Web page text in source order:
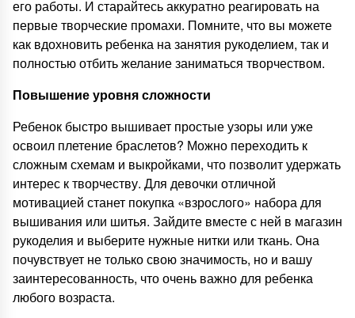
его работы. И старайтесь аккуратно реагировать на
первые творческие промахи. Помните, что вы можете
как вдохновить ребенка на занятия рукоделием, так и
полностью отбить желание заниматься творчеством.
Повышение уровня сложности
Ребенок быстро вышивает простые узоры или уже
освоил плетение браслетов? Можно переходить к
сложным схемам и выкройками, что позволит удержать
интерес к творчеству. Для девочки отличной
мотивацией станет покупка «взрослого» набора для
вышивания или шитья. Зайдите вместе с ней в магазин
рукоделия и выберите нужные нитки или ткань. Она
почувствует не только свою значимость, но и вашу
заинтересованность, что очень важно для ребенка
любого возраста.